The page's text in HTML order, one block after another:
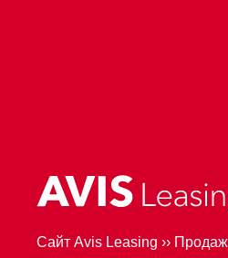
Сайт Avis Leasing ›› Продаж